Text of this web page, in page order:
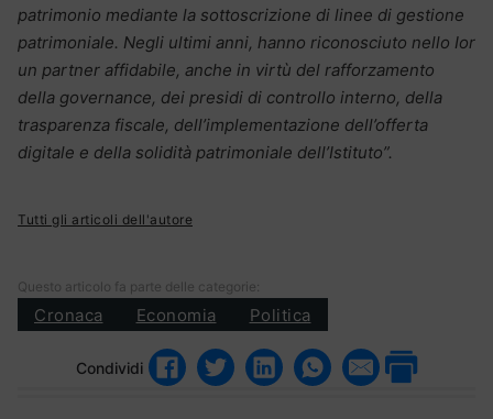
patrimonio mediante la sottoscrizione di linee di gestione
patrimoniale. Negli ultimi anni, hanno riconosciuto nello Ior
un partner affidabile, anche in virtù del rafforzamento
della governance, dei presidi di controllo interno, della
trasparenza fiscale, dell’implementazione dell’offerta
digitale e della solidità patrimoniale dell’Istituto”.
Tutti gli articoli dell'autore
Questo articolo fa parte delle categorie:
Cronaca Economia Politica
Condividi